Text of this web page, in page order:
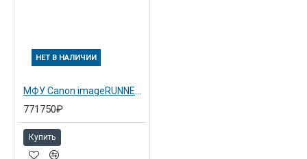
НЕТ В НАЛИЧИИ
771750₽
Купить